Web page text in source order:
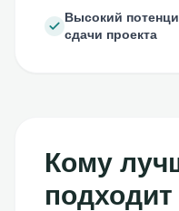
Высокий
сдачи проекта
Кому
подходит